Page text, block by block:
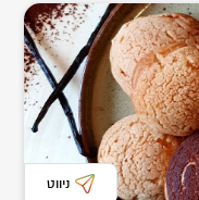
ניווט